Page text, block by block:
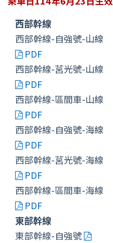
西部幹線
西部幹線-自強號-山線
PDF
西部幹線-莒光號-山線
PDF
西部幹線-區間車-山線
PDF
西部幹線-自強號-海線
PDF
西部幹線-莒光號-海線
PDF
西部幹線-區間車-海線
PDF
東部幹線
東部幹線-自強號